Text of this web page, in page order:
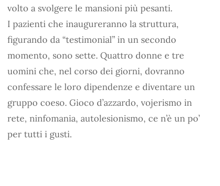
volto a svolgere le mansioni più pesanti.
I pazienti che inaugureranno la struttura,
figurando da “testimonial” in un secondo
momento, sono sette. Quattro donne e tre
uomini che, nel corso dei giorni, dovranno
confessare le loro dipendenze e diventare un
gruppo coeso. Gioco d’azzardo, vojerismo in
rete, ninfomania, autolesionismo, ce n’è un po’
per tutti i gusti.